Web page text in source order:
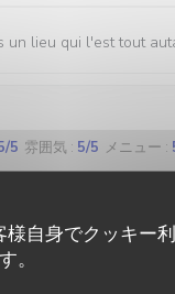
自身でクッキー
す。
un lieu qui l'est tout
/5 雰囲気 : 5/5 メニュー :
l’équipe est gentille